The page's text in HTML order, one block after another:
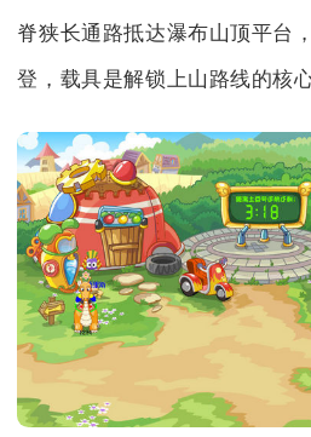
脊狭长通路抵达瀑布山顶平台
登，载具是解锁上山路线的核心